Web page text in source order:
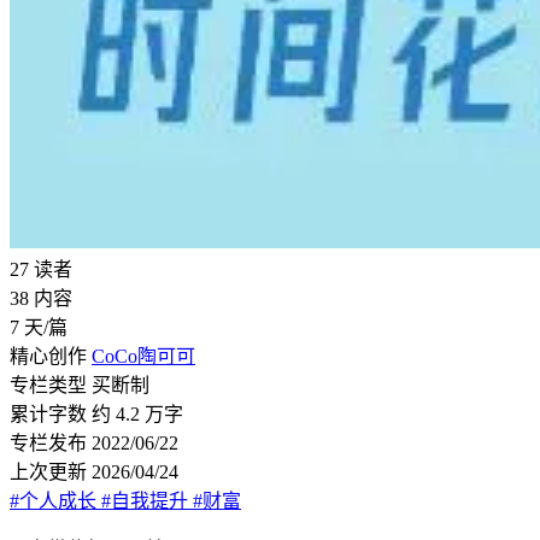
27 读者
38 内容
7 天/篇
精心创作 CoCo陶可可
专栏类型 买断制
累计字数 约 4.2 万字
专栏发布 2022/06/22
上次更新 2026/04/24
#个人成长 #自我提升 #财富